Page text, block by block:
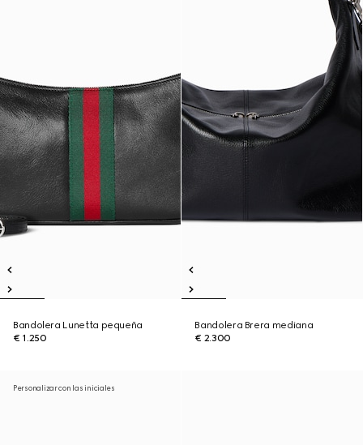
Bandolera Lunetta pequeña
€ 1.250
Bandolera Brera mediana
€ 2.300
Personalizar con las iniciales